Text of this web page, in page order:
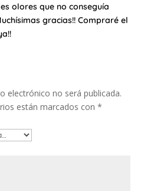
olores que no conseguía
gracias!! Compraré el
electrónico no será publicada.
están marcados con *